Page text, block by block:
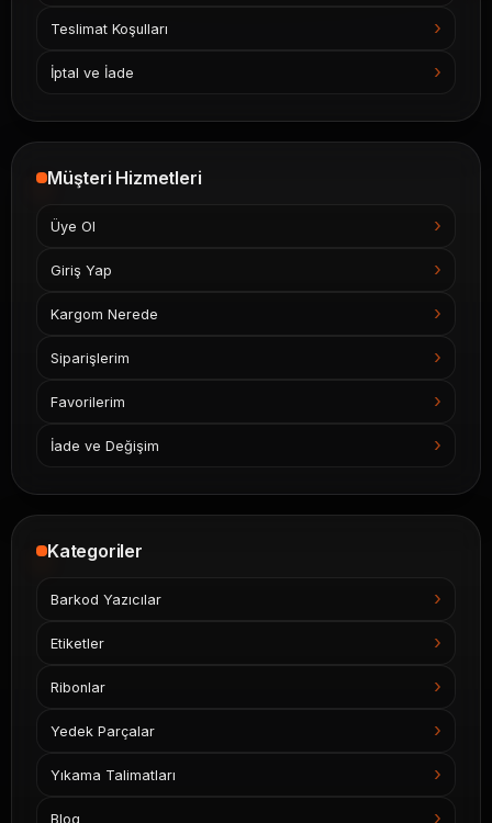
Teslimat Koşulları
İptal ve İade
Müşteri Hizmetleri
Üye Ol
Giriş Yap
Kargom Nerede
Siparişlerim
Favorilerim
İade ve Değişim
Kategoriler
Barkod Yazıcılar
Etiketler
Ribonlar
Yedek Parçalar
Yıkama Talimatları
Blog